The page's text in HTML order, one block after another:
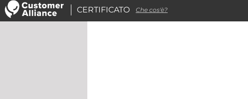
CERTIFICATO Che cos'è?